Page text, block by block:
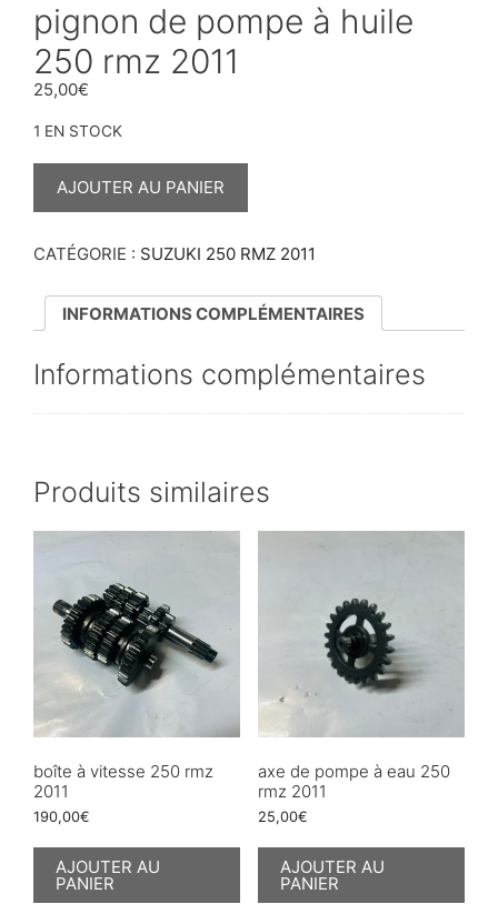
pignon de pompe à huile
250 rmz 2011
25,00€
1 EN STOCK
QUANTITÉ
À
RMZ
2011
AJOUTER AU PANIER
CATÉGORIE : SUZUKI 250 RMZ 2011
INFORMATIONS COMPLÉMENTAIRES
Informations complémentaires
Produits similaires
boîte à vitesse 250 rmz
2011
190,00€
AJOUTER AU
PANIER
axe de pompe à eau 250
rmz 2011
25,00€
AJOUTER AU
PANIER